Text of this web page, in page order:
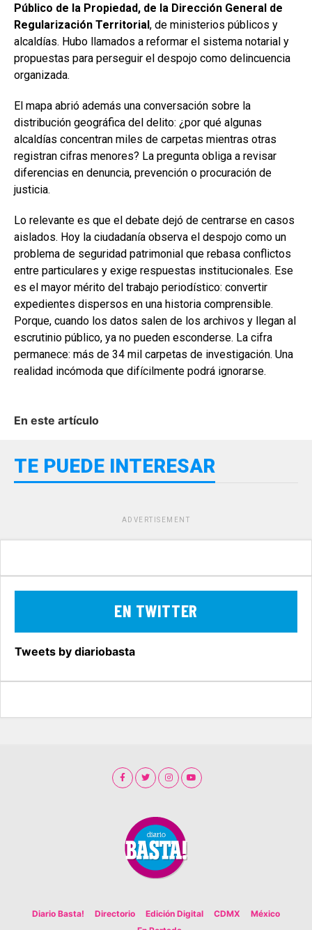
Público de la Propiedad, de la Dirección General de
Regularización Territorial, de ministerios públicos y
alcaldías. Hubo llamados a reformar el sistema notarial y
propuestas para perseguir el despojo como delincuencia
organizada.
El mapa abrió además una conversación sobre la
distribución geográfica del delito: ¿por qué algunas
alcaldías concentran miles de carpetas mientras otras
registran cifras menores? La pregunta obliga a revisar
diferencias en denuncia, prevención o procuración de
justicia.
Lo relevante es que el debate dejó de centrarse en casos
aislados. Hoy la ciudadanía observa el despojo como un
problema de seguridad patrimonial que rebasa conflictos
entre particulares y exige respuestas institucionales. Ese
es el mayor mérito del trabajo periodístico: convertir
expedientes dispersos en una historia comprensible.
Porque, cuando los datos salen de los archivos y llegan al
escrutinio público, ya no pueden esconderse. La cifra
permanece: más de 34 mil carpetas de investigación. Una
realidad incómoda que difícilmente podrá ignorarse.
En este artículo
TE PUEDE INTERESAR
ADVERTISEMENT
EN TWITTER
Tweets by diariobasta
Diario Basta! Directorio Edición Digital CDMX
México